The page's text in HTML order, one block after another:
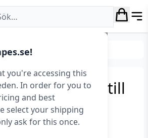
you're accessing this
In order for you to
and best
select your shipping
ask for this once.
smarta hem
strömkabel till